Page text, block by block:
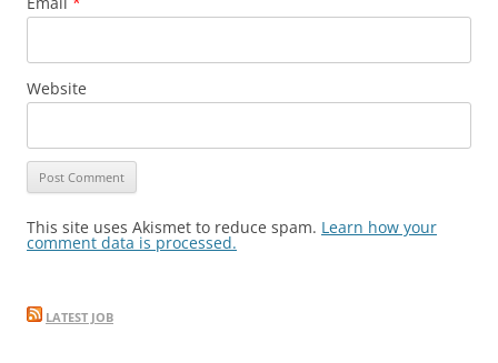
Website
This site uses Akismet to reduce spam. Learn how your
comment data is processed.
LATEST JOB